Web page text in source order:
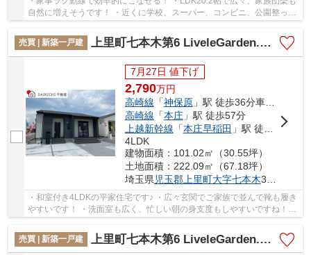
自然に増えそうです！ ・近くに学校、スーパー、コンビニ、公園整った
好環境！ 「今から見たい！」大歓迎です♪お...
売買 | 新築一戸建
上里町七本木第6 LiveleGarden.s 新築戸建 全8棟 5号棟
7月27日 値下げ
2,790万円
高崎線 「神保原」駅 徒歩36分車7分
高崎線 「本庄」駅 徒歩57分
上越新幹線 「本庄早稲田 」駅 徒歩55分
4LDK
建物面積：101.02㎡（30.55坪）
土地面積：222.09㎡（67.18坪）
埼玉県児玉郡上里町大字七本木3155-1
・和室付き4LDKの平家住宅です♪ ・広々玄関でご家族で並んで靴も履き
やすいです！ ・洗面室も広く、忙しい朝の身支度もしやすいですね！
「今から見たい！」大歓迎です♪お気軽にお問...
売買 | 新築一戸建
上里町七本木第6 LiveleGarden.s 新築戸建 全8棟 6号棟